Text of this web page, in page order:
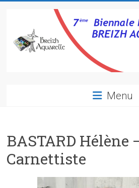
biennale
internationale
d'aquarelle
Menu
BASTARD Hélène
Carnettiste